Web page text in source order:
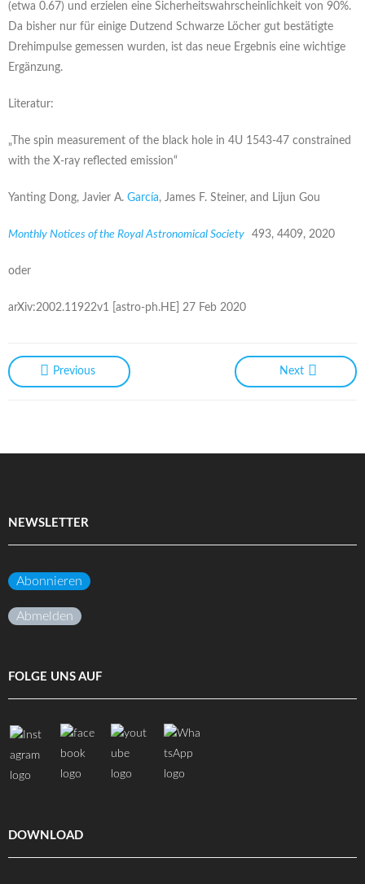
(etwa 0.67) und erzielen eine Sicherheitswahrscheinlichkeit von 90%.
Da bisher nur für einige Dutzend Schwarze Löcher gut bestätigte
Drehimpulse gemessen wurden, ist das neue Ergebnis eine wichtige
Ergänzung.
Literatur:
„The spin measurement of the black hole in 4U 1543-47 constrained
with the X-ray reflected emission“
Yanting Dong, Javier A. García, James F. Steiner, and Lijun Gou
Monthly Notices of the Royal Astronomical Society 493, 4409, 2020
oder
arXiv:2002.11922v1 [astro-ph.HE] 27 Feb 2020
Previous Next
NEWSLETTER
Abonnieren
Abmelden
FOLGE UNS AUF
DOWNLOAD